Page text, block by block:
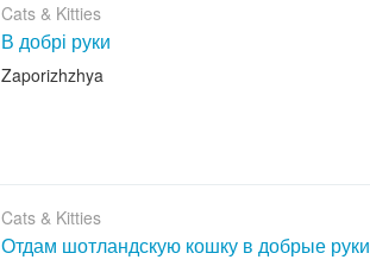
Cats & Kitties
В добрі руки
Zaporizhzhya
Cats & Kitties
Отдам шотландскую кошку в добрые руки